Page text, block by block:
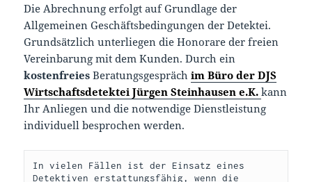
Die Abrechnung erfolgt auf Grundlage der
Allgemeinen Geschäftsbedingungen der Detektei.
Grundsätzlich unterliegen die Honorare der freien
Vereinbarung mit dem Kunden. Durch ein
kostenfreies Beratungsgesprächim Büro der DJS
Wirtschaftsdetektei Jürgen Steinhausen e.K. kann
Ihr Anliegen und die notwendige Dienstleistung
individuell besprochen werden.
In vielen Fällen ist der Einsatz eines
Detektiven erstattungsfähig, wenn die